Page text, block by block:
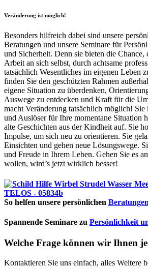
Veränderung ist möglich!
Besonders hilfreich dabei sind unsere
Beratungen und unsere Seminare für
und Sicherheit. Denn sie bieten die
Arbeit an sich selbst, durch achtsame
tatsächlich Wesentliches im eigenen Leben
finden Sie den geschützten Rahmen
eigene Situation zu überdenken,
Auswege zu entdecken und Kraft für die
macht Veränderung tatsächlich möglich! Sie
und Auslöser für Ihre momentane Situation
alte Geschichten aus der Kindheit auf. Sie
Impulse, um sich neu zu orientieren. Sie
Einsichten und gehen neue Lösungswege.
und Freude in Ihrem Leben. Gehen Sie es
wollen, wird’s jetzt wirklich besser!
So helfen unsere persönlichen
Spannende Seminare zu Persönlichkeit
Welche Frage können wir Ihnen
Kontaktieren Sie uns einfach, alles Weitere